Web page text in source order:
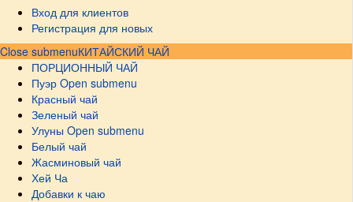
Вход для клиентов
Регистрация для новых
Close submenuКИТАЙСКИЙ ЧАЙ
ПОРЦИОННЫЙ ЧАЙ
Пуэр Open submenu
Красный чай
Зеленый чай
Улуны Open submenu
Белый чай
Жасминовый чай
Хей Ча
Добавки к чаю